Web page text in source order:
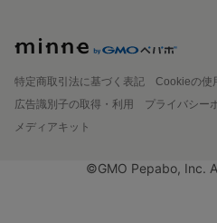
特定商取引法に基づく表記
Cookieの使
広告識別子の取得・利用
プライバシー
メディアキット
©GMO Pepabo, Inc.